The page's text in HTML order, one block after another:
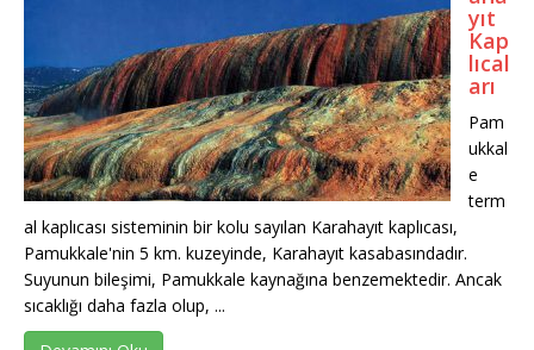
yıt
Kap
lıcal
arı
Pam
ukkal
e
term
al kaplıcası sisteminin bir kolu sayılan Karahayıt kaplıcası,
Pamukkale'nin 5 km. kuzeyinde, Karahayıt kasabasındadır.
Suyunun bileşimi, Pamukkale kaynağına benzemektedir. Ancak
sıcaklığı daha fazla olup, ...